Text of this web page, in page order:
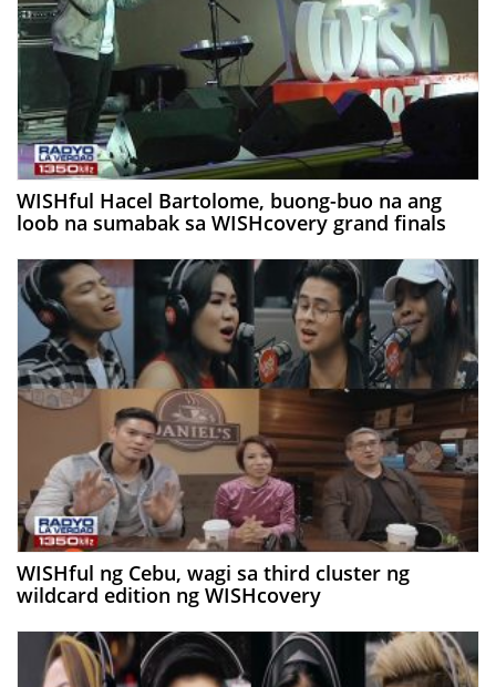
WISHful Hacel Bartolome, buong-buo na ang
loob na sumabak sa WISHcovery grand finals
WISHful ng Cebu, wagi sa third cluster ng
wildcard edition ng WISHcovery